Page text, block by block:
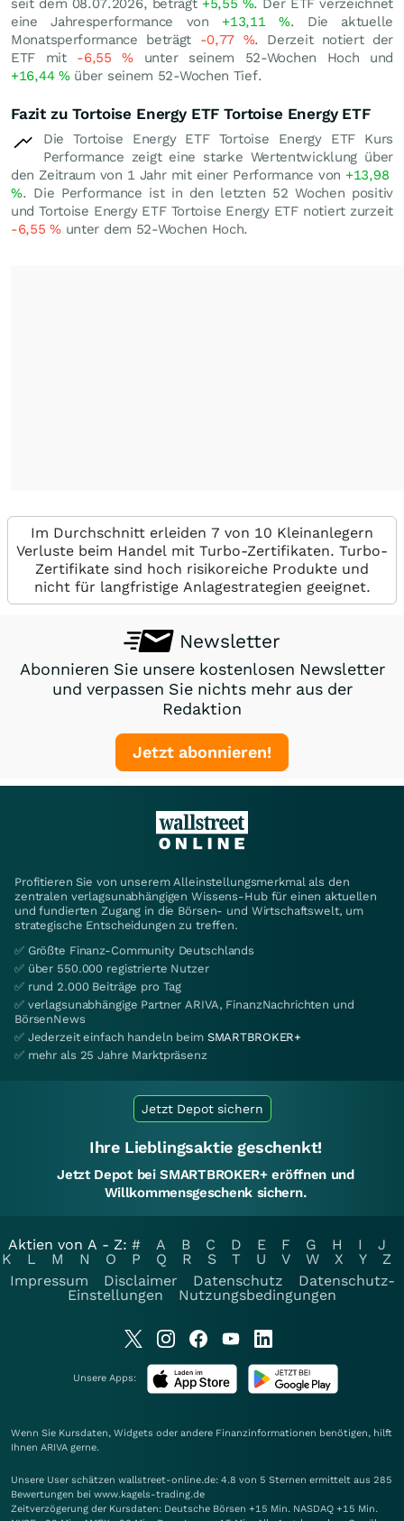
seit dem 08.07.2026, beträgt +5,55 %. Der ETF verzeichnet
eine Jahresperformance von +13,11 %. Die aktuelle
Monatsperformance beträgt -0,77 %. Derzeit notiert der
ETF mit -6,55% unter seinem 52-Wochen Hoch und
+16,44 %über seinem 52-Wochen Tief.
Fazit zu Tortoise Energy ETF Tortoise Energy ETF
Die Tortoise Energy ETF Tortoise Energy ETF Kurs
Performance zeigt eine starke Wertentwicklung über
den Zeitraum von 1 Jahr mit einer Performance von +13,98
%. Die Performance ist in den letzten 52 Wochen positiv
und Tortoise Energy ETF Tortoise Energy ETF notiert zurzeit
-6,55%unter dem 52-Wochen Hoch.
Im Durchschnitt erleiden 7 von 10 Kleinanlegern
Verluste beim Handel mit Turbo-Zertifikaten. Turbo-
Zertifikate sind hoch risikoreiche Produkte und
nicht für langfristige Anlagestrategien geeignet.
Newsletter
Abonnieren Sie unsere kostenlosen Newsletter
und verpassen Sie nichts mehr aus der
Redaktion
Jetzt abonnieren!
Profitieren Sie von unserem Alleinstellungsmerkmal als den
zentralen verlagsunabhängigen Wissens-Hub für einen aktuellen
und fundierten Zugang in die Börsen- und Wirtschaftswelt, um
strategische Entscheidungen zu treffen.
✅ Größte Finanz-Community Deutschlands
✅ über 550.000 registrierte Nutzer
✅ rund 2.000 Beiträge pro Tag
✅ verlagsunabhängige Partner ARIVA, FinanzNachrichten und
BörsenNews
✅ Jederzeit einfach handeln beim SMARTBROKER+
✅ mehr als 25 Jahre Marktpräsenz
Jetzt Depot sichern
Ihre Lieblingsaktie geschenkt!
Jetzt Depot bei SMARTBROKER+ eröffnen und
Willkommensgeschenk sichern.
Aktien von A - Z: # A B C D E F G H I
J
K
L M N O P Q R S T U V W X Y
Z
Impressum
Disclaimer Datenschutz
Datenschutz-
Einstellungen
Nutzungsbedingungen
Unsere Apps:
Wenn Sie Kursdaten, Widgets oder andere Finanzinformationen benötigen, hilft
Ihnen ARIVA gerne.
Unsere User schätzen wallstreet-online.de: 4.8 von 5 Sternen ermittelt aus 285
Bewertungen bei www.kagels-trading.de
Zeitverzögerung der Kursdaten: Deutsche Börsen +15 Min. NASDAQ +15 Min.